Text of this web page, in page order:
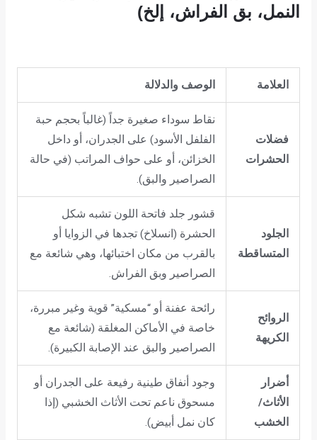
النمل، بق الفراش، إلخ)
العلامة الوصف والدلالة
فضلات
الحشرات
نقاط سوداء صغيرة جداً (غالباً بحجم حبة
الفلفل الأسود) على الجدران، أو داخل
الخزائن، أو على حواف المراتب (في حالة
الصراصير والبق).
الجلود
المتساقطة
قشور جلد فاتحة اللون تشبه شكل
الحشرة (انسلاخ) تجدها في الزوايا أو
بالقرب من مكان اختبائها، وهي شائعة مع
الصراصير وبق الفراش.
الروائح
الكريهة
رائحة عفنة أو “مسكية” قوية وغير مبررة،
خاصة في الأماكن المغلقة (شائعة مع
الصراصير والبق عند الإصابة الكبيرة).
أضرار
الأثاث/
الخشب
وجود أنفاق طينية رفيعة على الجدران أو
مسحوق ناعم تحت الأثاث الخشبي (إذا
كان نمل أبيض).